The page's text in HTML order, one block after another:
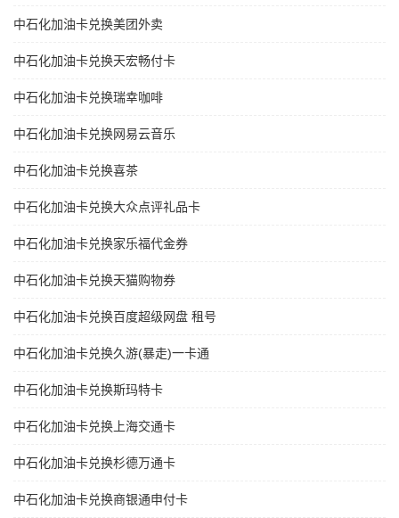
中石化加油卡兑换美团外卖
中石化加油卡兑换天宏畅付卡
中石化加油卡兑换瑞幸咖啡
中石化加油卡兑换网易云音乐
中石化加油卡兑换喜茶
中石化加油卡兑换大众点评礼品卡
中石化加油卡兑换家乐福代金券
中石化加油卡兑换天猫购物券
中石化加油卡兑换百度超级网盘 租号
中石化加油卡兑换久游(暴走)一卡通
中石化加油卡兑换斯玛特卡
中石化加油卡兑换上海交通卡
中石化加油卡兑换杉德万通卡
中石化加油卡兑换商银通申付卡